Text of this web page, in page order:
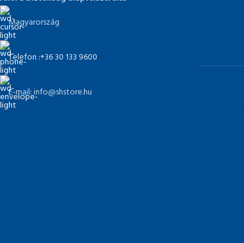
Magyarország
Telefon :+36 30 133 9600
E-mail: info@shstore.hu